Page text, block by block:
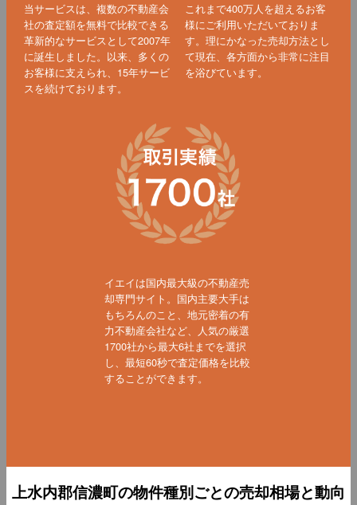
当サービスは、複数の不動産会
社の査定額を無料で比較できる
革新的なサービスとして2007年
に誕生しました。以来、多くの
お客様に支えられ、15年サービ
スを続けております。
これまで400万人を超えるお客
様にご利用いただいておりま
す。理にかなった売却方法とし
て現在、各方面から非常に注目
を浴びています。
イエイは国内最大級の不動産売
却専門サイト。国内主要大手は
もちろんのこと、地元密着の有
力不動産会社など、人気の厳選
1700社から最大6社までを選択
し、最短60秒で査定価格を比較
することができます。
上水内郡信濃町の物件種別ごとの売却相場と動向